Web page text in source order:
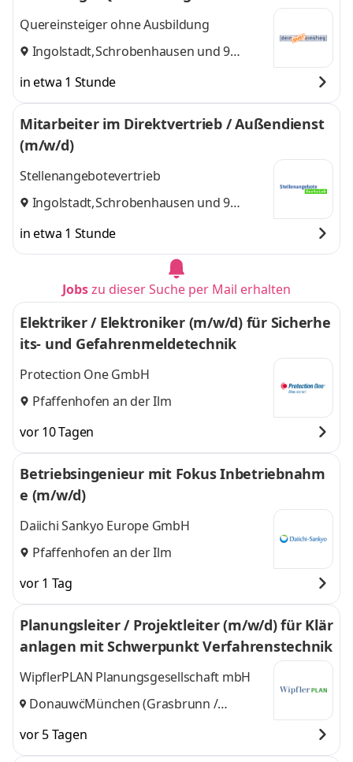
Quereinsteiger ohne Ausbildung
Ingolstadt,Schrobenhausen und 9
in etwa 1 Stunde
Mitarbeiter im Direktvertrieb / Außendienst
(m/w/d)
Stellenangebotevertrieb
Ingolstadt,Schrobenhausen und 9
in etwa 1 Stunde
Jobszu dieser Suche per Mail erhalten
Elektriker / Elektroniker (m/w/d) für Sicherhe
its- und Gefahrenmeldetechnik
Protection One GmbH
Pfaffenhofen an der Ilm
vor 10 Tagen
Betriebsingenieur mit Fokus Inbetriebnahm
e (m/w/d)
Daiichi Sankyo Europe GmbH
Pfaffenhofen an der Ilm
vor 1 Tag
Planungsleiter / Projektleiter (m/w/d) für Klär
anlagen mit Schwerpunkt Verfahrenstechnik
WipflerPLAN Planungsgesellschaft mbH
Donauwörth,
München (Grasbrunn /
vor 5 Tagen